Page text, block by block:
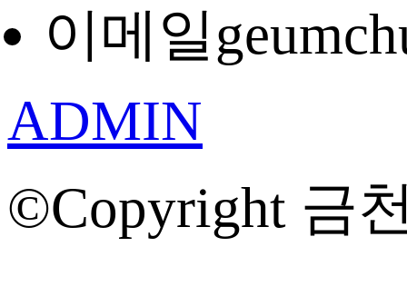
이메일
ADMIN
©Copyright 금